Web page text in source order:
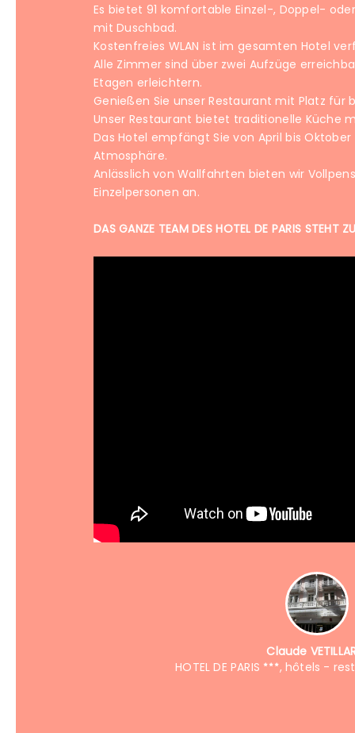
Es bietet 91 komfortable Einzel-, Doppel-
mit Duschbad.
Kostenfreies WLAN ist im gesamten Hotel
Alle Zimmer sind über zwei Aufzüge
Etagen erleichtern.
Genießen Sie unser Restaurant mit Platz für
Unser Restaurant bietet traditionelle Küche
Das Hotel empfängt Sie von April bis
Atmosphäre.
Anlässlich von Wallfahrten bieten wir
Einzelpersonen an.
DAS GANZE TEAM DES HOTEL DE PARIS STEHT
Claude
HOTEL DE PARIS
, hôtels -